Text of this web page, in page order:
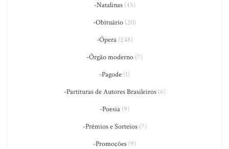
-Natalinas(45)
-Obituário (20)
-Ópera(248)
-Órgão moderno (7)
-Pagode (1)
-Partituras de Autores Brasileiros(6)
-Poesia (9)
-Prêmios e Sorteios(7)
-Promoções (9)